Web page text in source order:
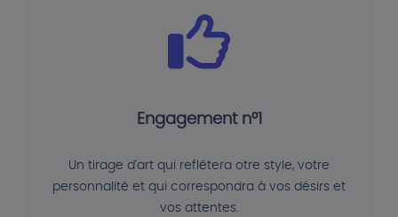
Engagement n°1
Un tirage d'art qui reflétera otre style, votre
personnalité et qui correspondra à vos désirs et
vos attentes.